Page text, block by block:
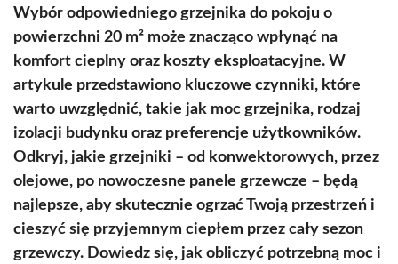
Wybór odpowiedniego grzejnika do pokoju o
powierzchni 20 m² może znacząco wpłynąć na
komfort cieplny oraz koszty eksploatacyjne. W
artykule przedstawiono kluczowe czynniki, które
warto uwzględnić, takie jak moc grzejnika, rodzaj
izolacji budynku oraz preferencje użytkowników.
Odkryj, jakie grzejniki – od konwektorowych, przez
olejowe, po nowoczesne panele grzewcze – będą
najlepsze, aby skutecznie ogrzać Twoją przestrzeń i
cieszyć się przyjemnym ciepłem przez cały sezon
grzewczy. Dowiedz się, jak obliczyć potrzebną moc i